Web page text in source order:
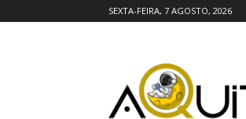
SEXTA-FEIRA, 7 AGOSTO, 2026